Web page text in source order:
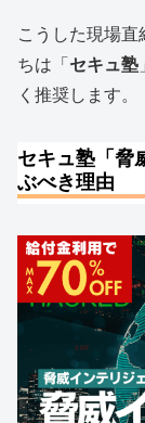
こうした現場
ちは「 セキュ塾
く推奨します。
セキュ塾「脅
ぶべき理由